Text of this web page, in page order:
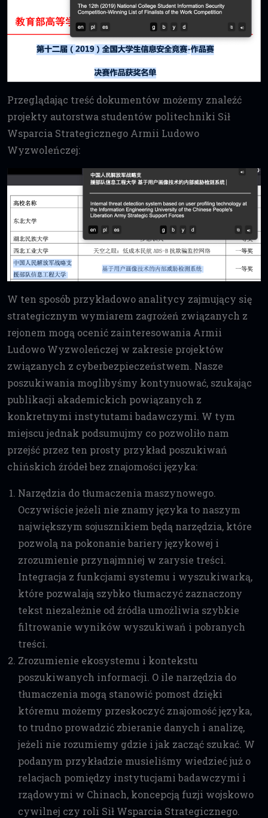
Przeglądając treść dokumentów możemy znaleźć
projekty autorstwa studentów politechniki Sił
Wsparcia Strategicznego Armii Ludowo
Wyzwoleńczej:
W ten sposób przykładowo analitycy zajmujący się
strategicznym wymiarem zagrożeń związanych z
rejonem mogą ocenić zainteresowania Armii
Ludowo Wyzwoleńczej w zakresie projektów
związanych z cyberbezpieczeństwem. Nasze
poszukiwania moglibyśmy kontynuować, szukając
publikacji akademickich powiązanych z
konkretnymi instytutami badawczymi. W tym
miejscu jednak podsumujmy co pozwoliło nam
przejść przez ten prosty przykład poszukiwań
chińskich źródeł bez znajomości języka:
Narzędzia do tłumaczenia maszynowego.
Oczywiście jeżeli nie znamy języka to naszym
największym sojusznikiem będą narzędzia, które
pozwolą na pokonanie bariery językowej i
zrozumienie przynajmniej w zarysie treści.
Integracja z funkcjami systemu i wyszukiwarką,
które pozwalają szybko tłumaczyć zaznaczony
tekst niezależnie od źródła umożliwia szybkie
filtrowanie wyników wyszukiwań i pobranych
treści.
Zrozumienie ekosystemu i kontekstu
poszukiwanych informacji. O ile narzędzia do
tłumaczenia mogą stanowić pomost dzięki
któremu możemy przeskoczyć znajomość języka,
to trudno prowadzić zbieranie danych i analizę,
jeżeli nie rozumiemy gdzie i jak zacząć szukać. W
podanym przykładzie musieliśmy wiedzieć już o
relacjach pomiędzy instytucjami badawczymi i
rządowymi w Chinach, koncepcją fuzji wojskowo
cywilnej czy roli Sił Wsparcia Strategicznego.